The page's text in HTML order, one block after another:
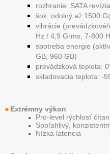
rozhranie: SATA
šok: odolný až 1500
vibrácie
Hz / 4,9 Grms, 7-800
spotreba energie
GB, 960 GB)
prevádzková teplota:
skladovacia teplota: -
■ Extrémny výkon
Pro-level rýchlosť
Spoľahlivý,
Nízka latencia